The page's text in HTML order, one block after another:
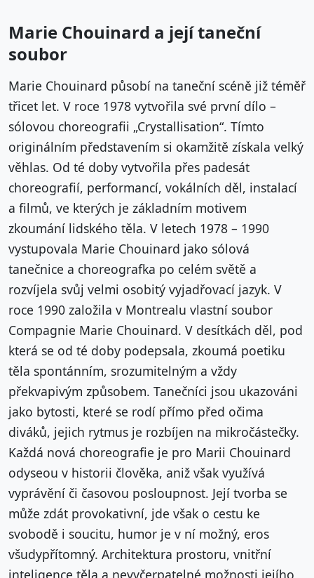
Marie Chouinard a její taneční
soubor
Marie Chouinard působí na taneční scéně již téměř
třicet let. V roce 1978 vytvořila své první dílo –
sólovou choreografii „Crystallisation“. Tímto
originálním představením si okamžitě získala velký
věhlas. Od té doby vytvořila přes padesát
choreografií, performancí, vokálních děl, instalací
a filmů, ve kterých je základním motivem
zkoumání lidského těla. V letech 1978 – 1990
vystupovala Marie Chouinard jako sólová
tanečnice a choreografka po celém světě a
rozvíjela svůj velmi osobitý vyjadřovací jazyk. V
roce 1990 založila v Montrealu vlastní soubor
Compagnie Marie Chouinard. V desítkách děl, pod
která se od té doby podepsala, zkoumá poetiku
těla spontánním, srozumitelným a vždy
překvapivým způsobem. Tanečníci jsou ukazováni
jako bytosti, které se rodí přímo před očima
diváků, jejich rytmus je rozbíjen na mikročástečky.
Každá nová choreografie je pro Marii Chouinard
odyseou v historii člověka, aniž však využívá
vyprávění či časovou posloupnost. Její tvorba se
může zdát provokativní, jde však o cestu ke
svobodě i soucitu, humor je v ní možný, eros
všudypřítomný. Architektura prostoru, vnitřní
inteligence těla a nevyčerpatelné možnosti jejího